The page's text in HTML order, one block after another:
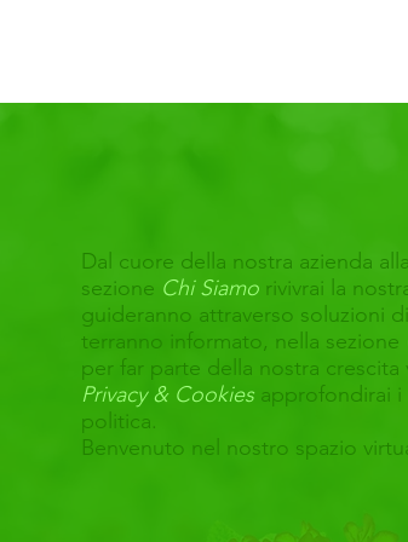
Dal cuore della nostra azienda
sezione Chi Siamo rivivrai la
guideranno attraverso soluzioni
terranno informato, nella sezione
per far parte della nostra
Privacy & Cookies approfondirai
politica.
Benvenuto nel nostro spazio